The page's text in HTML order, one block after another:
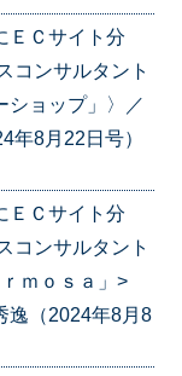
ＥＣサイト分
ンサルタント
ョップ」〉／
8月22日号）
ＥＣサイト分
ンサルタント
ｍｏｓａ」>
逸（2024年8月8